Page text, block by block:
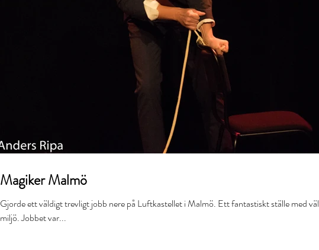
Magiker Malmö
Gjorde ett väldigt trevligt jobb nere på Luftkastellet i Malmö. Ett fantastiskt ställe med
miljö. Jobbet var...